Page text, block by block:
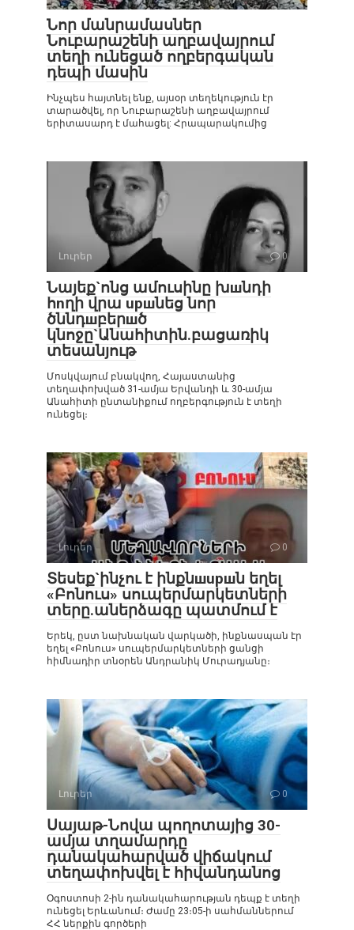
Նոր մանրամասներ
Նուբարաշենի աղբավայրում
տեղի ունեցած ողբերգական
դեպի մասին
Ինչպես հայտնել ենք, այսօր տեղեկություն էր
տարածվել, որ Նուբարաշենի աղբավայրում
երիտասարդ է մահացել: Հրապարակումից
Լուրեր 0
Նայեք`ոնց ամուսինը խшնդի
հnղի վրա upшնեց նոր
ծննդшբերшծ
կնոջը`Անահիտին.բացառիկ
տեսանյութ
Մոսկվայում բնակվող, Հայաստանից
տեղափոխված 31-ամյա Երվանդի և 30-ամյա
Անահիտի ընտանիքում ողբերգություն է տեղի
ունեցել։
Լուրեր 0
Տեսեք`ինչու է ինքնшupшն եղել
«Բոնուս» սուպերմարկետների
տերը.աներձագը պատմում է
Երեկ, ըստ նախնական վարկածի, ինքնասպան էր
եղել «Բոնուս» սուպերմարկետների ցանցի
հիմնադիր տնօրեն Անդրանիկ Մուրադյանը։
Լուրեր 0
Սայաթ-Նովա պողոտայից 30-
ամյա տղամարդը
դանակահարված վիճակում
տեղափոխվել է հիվանդանոց
Օգոստոսի 2-ին դանակահարության դեպք է տեղի
ունեցել Երևանում։ Ժամը 23։05-ի սահմաններում
ՀՀ ներքին գործերի